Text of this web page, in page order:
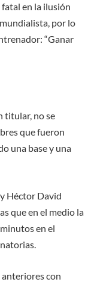
en la ilusión
por lo
“Ganar
titular, no se
que fueron
una base y una
Héctor David
que en el medio la
en el
anteriores con